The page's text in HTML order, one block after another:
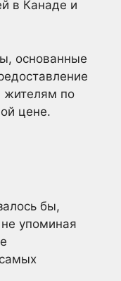
в Канаде и
основанные
жителям по
цене.
бы,
упоминая